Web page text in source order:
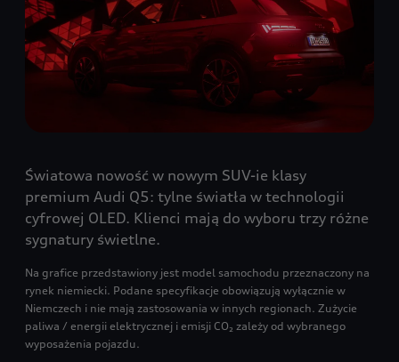
Światowa nowość w nowym SUV-ie klasy
premium Audi Q5: tylne światła w technologii
cyfrowej OLED. Klienci mają do wyboru trzy różne
sygnatury świetlne.
Na grafice przedstawiony jest model samochodu przeznaczony na
rynek niemiecki. Podane specyfikacje obowiązują wyłącznie w
Niemczech i nie mają zastosowania w innych regionach. Zużycie
paliwa / energii elektrycznej i emisji CO₂ zależy od wybranego
wyposażenia pojazdu.